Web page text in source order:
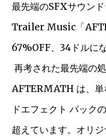
最先端のSFXサウン
Trailer Music「
67%OFF、34ドルに
再考された最先端の
AFTERMATH は、単
ドエフェクト パック
超えています。オリ